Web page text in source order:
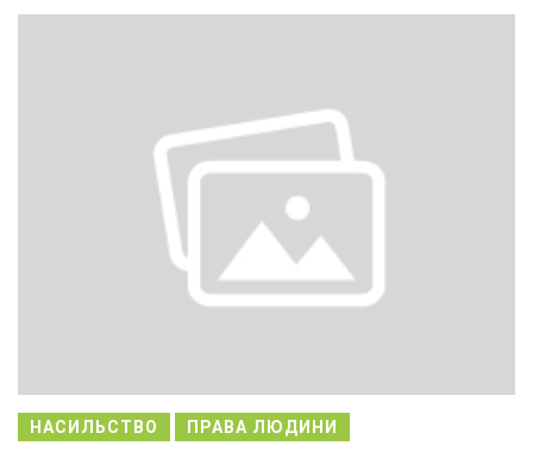
НАСИЛЬСТВО ПРАВА ЛЮДИНИ